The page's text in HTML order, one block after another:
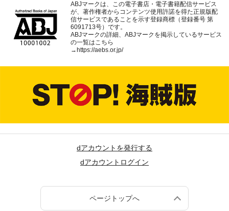
ABJマークは、この電子書店・電子書籍配信サービス
が、著作権者からコンテンツ使用許諾を得た正規版配
信サービスであることを示す登録商標（登録番号 第
6091713号）です。
ABJマークの詳細、ABJマークを掲示しているサービス
の一覧はこちら
→ https://aebs.or.jp/
dアカウントを発行する
dアカウントログイン
ページトップへ